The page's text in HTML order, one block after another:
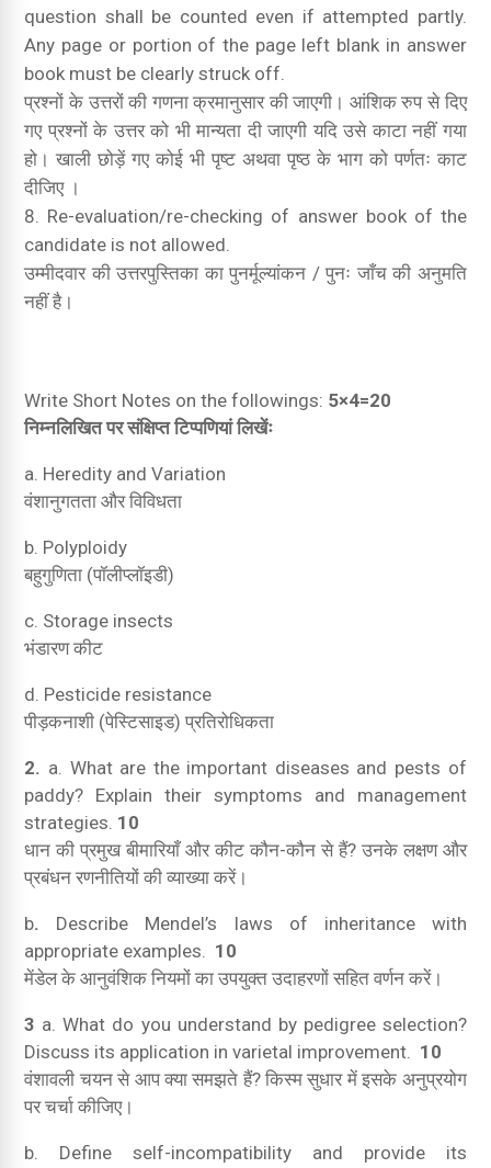
question shall be counted even if attempted partly.
Any page or portion of the page left blank in answer
book must be clearly struck off.
प्रश्नों के उत्तरों की गणना क्रमानुसार की जाएगी। आंशिक रुप से दिए
गए प्रश्नों के उत्तर को भी मान्यता दी जाएगी यदि उसे काटा नहीं गया
हो।खाली छोड़ें गए कोई भी पृष्ट अथवा पृष्ठ के भाग को पर्णतः काट
दीजिए ।
Re-evaluation/re-checking of answer book of the
candidate is not allowed.
उम्मीदवार की उत्तरपुस्तिका का पुनर्मूल्यांकन / पुनः जाँच की अनुमति
नहीं है।
Write Short Notes on the followings: 5×4=20
निम्नलिखित पर संक्षिप्त टिप्पणियां लिखेंः
a. Heredity and Variation
वंशानुगतता और विविधता
b. Polyploidy
बहुगुणिता (पॉलीप्लॉइडी)
c. Storage insects
भंडारण कीट
d. Pesticide resistance
पीड़कनाशी (पेस्टिसाइड) प्रतिरोधिकता
2. a. What are the important diseases and pests of
paddy? Explain their symptoms and management
strategies. 10
धान की प्रमुख बीमारियाँ और कीट कौन-कौन से हैं? उनके लक्षण और
प्रबंधन रणनीतियों की व्याख्या करें।
b. Describe Mendel’s laws of inheritance with
appropriate examples. 10
मेंडेल के आनुवंशिक नियमों का उपयुक्त उदाहरणों सहित वर्णन करें।
3 a. What do you understand by pedigree selection?
Discuss its application in varietal improvement. 10
वंशावली चयन से आप क्या समझते हैं?किस्म सुधार में इसके अनुप्रयोग
पर चर्चा कीजिए।
b. Define self-incompatibility and provide its